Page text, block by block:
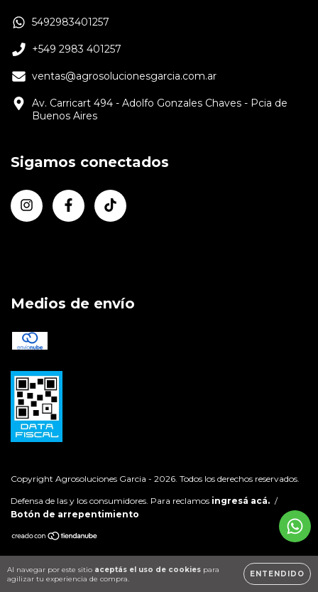
Al navegar por este sitio aceptás el uso de cookies para
agilizar tu experiencia de compra.
ENTENDIDO
5492983401257
+549 2983 401257
ventas@agrosolucionesgarcia.com.ar
Av. Carricart 494 - Adolfo Gonzales Chaves - Pcia de
Buenos Aires
Sigamos conectados
Medios de envío
Copyright Agrosoluciones Garcia - 2026. Todos los derechos reservados.
Defensa de las y los consumidores. Para reclamos ingresá acá. /
Botón de arrepentimiento